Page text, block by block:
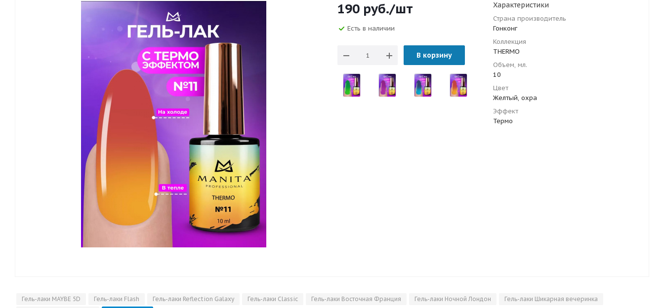
190 руб./шт
Есть в наличии
В корзину
Характеристики
Страна производитель
Гонконг
Коллекция
THERMO
Объем, мл.
10
Цвет
Желтый, охра
Эффект
Термо
Гель-лаки MAYBE 5D Гель-лаки Flash Гель-лаки Reflection Galaxy Гель-лаки Classic Гель-лаки Восточная Франция Гель-лаки Ночной Лондон
Гель-лаки Шикарная вечеринка